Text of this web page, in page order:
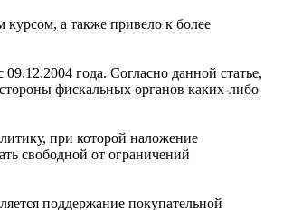
а также привело к более
года. Согласно данной статье,
фискальных органов каких-либо
при которой наложение
свободной от ограничений
поддержание покупательной